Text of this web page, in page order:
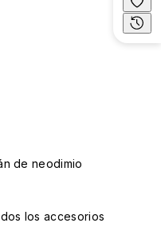
de neodimio
los accesorios